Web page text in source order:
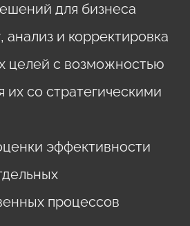
для бизнеса
и корректировка
целей с возможностью
их со стратегическими
эффективности
процессов